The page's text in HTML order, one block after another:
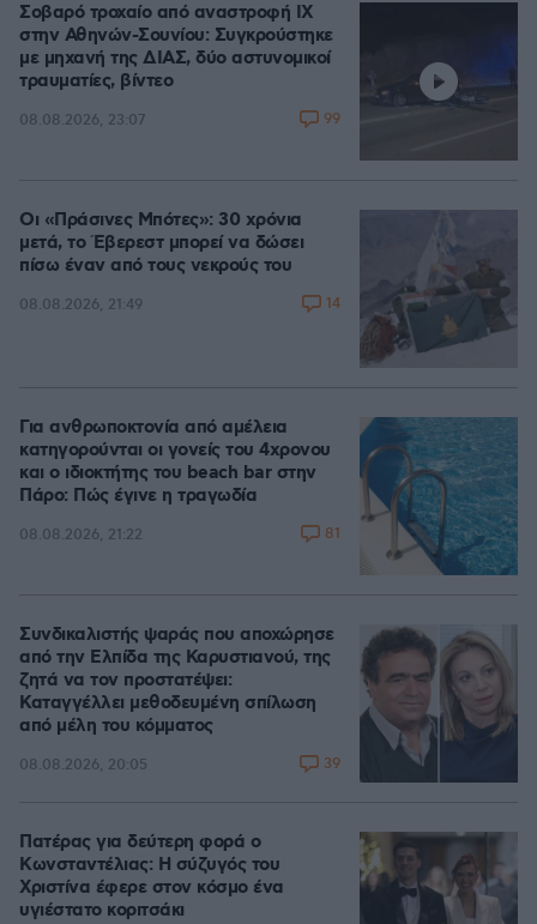
Σοβαρό τροχαίο από αναστροφή ΙΧ
στην Αθηνών-Σουνίου: Συγκρούστηκε
με μηχανή της ΔΙΑΣ, δύο αστυνομικοί
τραυματίες, βίντεο
08.08.2026, 23:07 99
Οι «Πράσινες Μπότες»: 30 χρόνια
μετά, το Έβερεστ μπορεί να δώσει
πίσω έναν από τους νεκρούς του
08.08.2026, 21:49 14
Για ανθρωποκτονία από αμέλεια
κατηγορούνται οι γονείς του 4χρονου
και ο ιδιοκτήτης του beach bar στην
Πάρο: Πώς έγινε η τραγωδία
08.08.2026, 21:22 81
Συνδικαλιστής ψαράς που αποχώρησε
από την Ελπίδα της Καρυστιανού, της
ζητά να τον προστατέψει:
Καταγγέλλει μεθοδευμένη σπίλωση
από μέλη του κόμματος
08.08.2026, 20:05 39
Πατέρας για δεύτερη φορά ο
Κωνσταντέλιας: Η σύζυγός του
Χριστίνα έφερε στον κόσμο ένα
υγιέστατο κοριτσάκι